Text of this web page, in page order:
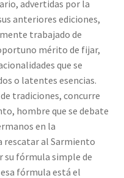
advertidas por la
anteriores ediciones,
trabajado de
mérito de fijar,
que se
o latentes esencias.
tradiciones, concurre
hombre que se debate
en la
rescatar al Sarmiento
su fórmula simple de
fórmula está el